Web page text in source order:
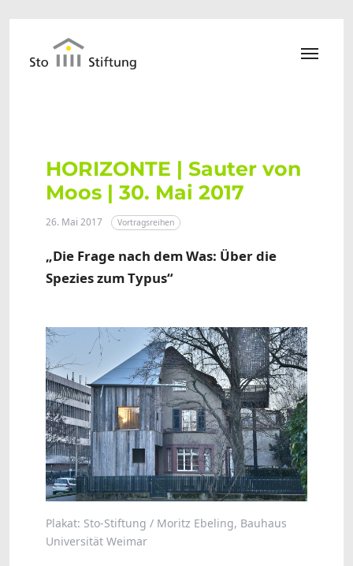
HORIZONTE | Sauter von
Moos | 30. Mai 2017
26. Mai 2017 Vortragsreihen
„Die Frage nach dem Was: Über die
Spezies zum Typus“
Plakat: Sto-Stiftung / Moritz Ebeling, Bauhaus
Universität Weimar